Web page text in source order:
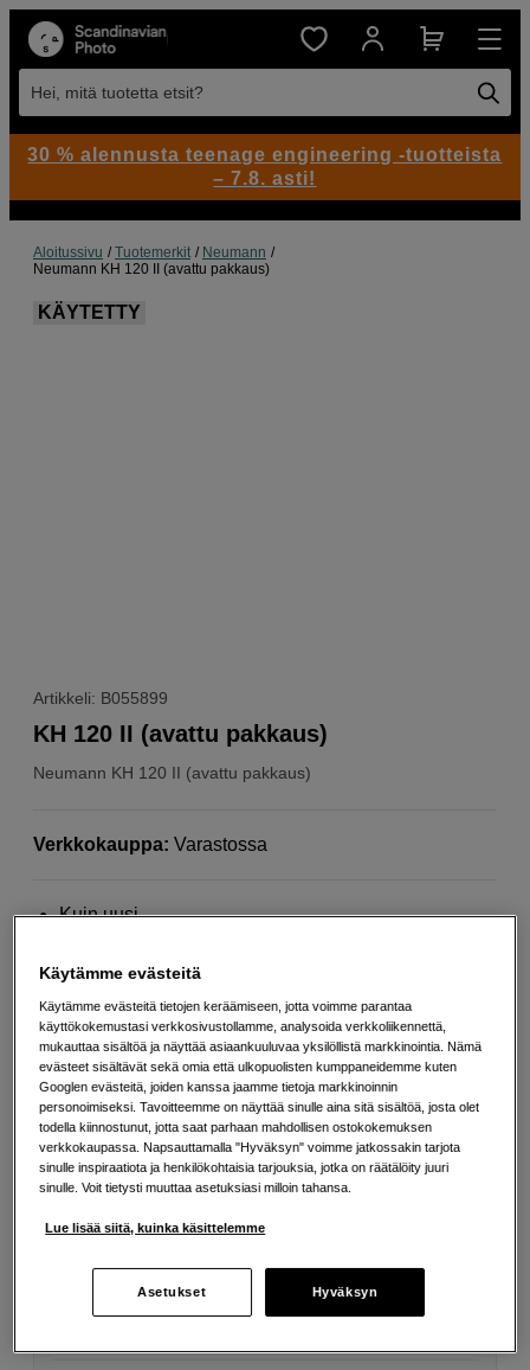
Hei, mitä tuotetta etsit?
Aloitussivu Tuotemerkit
Neumann
Neumann KH 120 II (avattu pakkaus)
KÄYTETTY
Artikkeli: B055899
Neumann KH 120 II (avattu pakkaus)
KH 120 II (avattu pakkaus)
Verkkokauppa: Varastossa
Kuin uusi
Valmistajan tuotekuva sivulla
Lisää tietoa
749 EUR
Lisää ostoskoriin
Maksa Svea-erämaksulla
Esimerkki: 36 kk, 27 EUR/kk, yhteensä 977 EUR, todellinen vuosikorko
19,07 %
30 % alennusta teenage engineering -tuotteista
– 7.8. asti!
Käytämme evästeitä
Käytämme evästeitä tietojen keräämiseen, jotta voimme parantaa
käyttökokemustasi verkkosivustollamme, analysoida verkkoliikennettä,
mukauttaa sisältöä ja näyttää asiaankuuluvaa yksilöllistä markkinointia. Nämä
evästeet sisältävät sekä omia että ulkopuolisten kumppaneidemme kuten
Googlen evästeitä, joiden kanssa jaamme tietoja markkinoinnin
personoimiseksi. Tavoitteemme on näyttää sinulle aina sitä sisältöä, josta olet
todella kiinnostunut, jotta saat parhaan mahdollisen ostokokemuksen
verkkokaupassa. Napsauttamalla "Hyväksyn" voimme jatkossakin tarjota
sinulle inspiraatiota ja henkilökohtaisia tarjouksia, jotka on räätälöity juuri
sinulle. Voit tietysti muuttaa asetuksiasi milloin tahansa.
Lue lisää siitä, kuinka käsittelemme
Asetukset Hyväksyn